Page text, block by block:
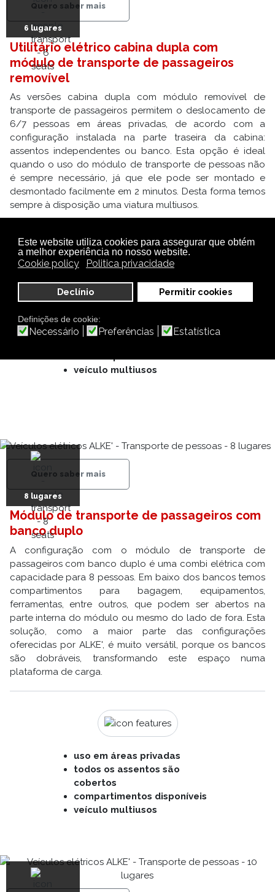
Este website utiliza cookies para assegurar que obtém
a melhor experiência no nosso website.
Cookie policy Politica privacidade
Declínio Permitir cookies
Definições de cookie:
Necessário Preferências Estatística
6 lugares
Quero saber mais
Utilitário elétrico cabina dupla com
módulo de transporte de passageiros
removível
As versões cabina dupla com módulo removível de
transporte de passageiros permitem o deslocamento de
6/7 pessoas em áreas privadas, de acordo com a
configuração instalada na parte traseira da cabina:
assentos independentes ou banco. Esta opção é ideal
quando o uso do módulo de transporte de pessoas não
é sempre necessário, já que ele pode ser montado e
desmontado facilmente em 2 minutos. Desta forma temos
sempre à disposição uma viatura multiusos.
uso em áreas privadas (sem o
módulo de transporte de
passageiros)
para rápidos deslocamentos
veículo multiusos
8 lugares
Quero saber mais
Módulo de transporte de passageiros com
banco duplo
A configuração com o módulo de transporte de
passageiros com banco duplo é uma combi elétrica com
capacidade para 8 pessoas. Em baixo dos bancos temos
compartimentos para bagagem, equipamentos,
ferramentas, entre outros, que podem ser abertos na
parte interna do módulo ou mesmo do lado de fora. Esta
solução, como a maior parte das configurações
oferecidas por ALKE', é muito versátil, porque os bancos
são dobráveis, transformando este espaço numa
plataforma de carga.
uso em áreas privadas
todos os assentos são
cobertos
compartimentos disponíveis
veículo multiusos